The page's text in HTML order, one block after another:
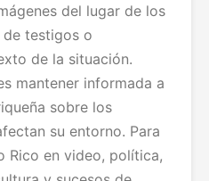
del lugar de los
de testigos o
de la situación.
mantener informada a
sobre los
su entorno. Para
Rico en video, política,